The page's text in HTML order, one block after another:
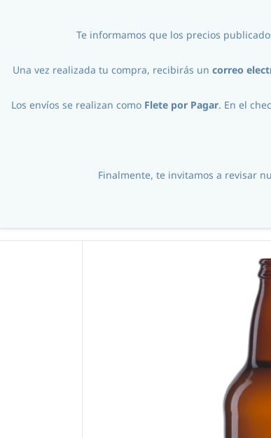
Te informamos que los precios
Una vez realizada tu compra, recibirás un correo
Los envíos se realizan como Flete por Pagar. En el
Finalmente, te invitamos a revisar